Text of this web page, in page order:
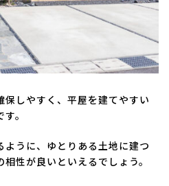
しやすく、平屋を建てやすい
。
うに、ゆとりある土地に建つ
性が良いといえるでしょう。